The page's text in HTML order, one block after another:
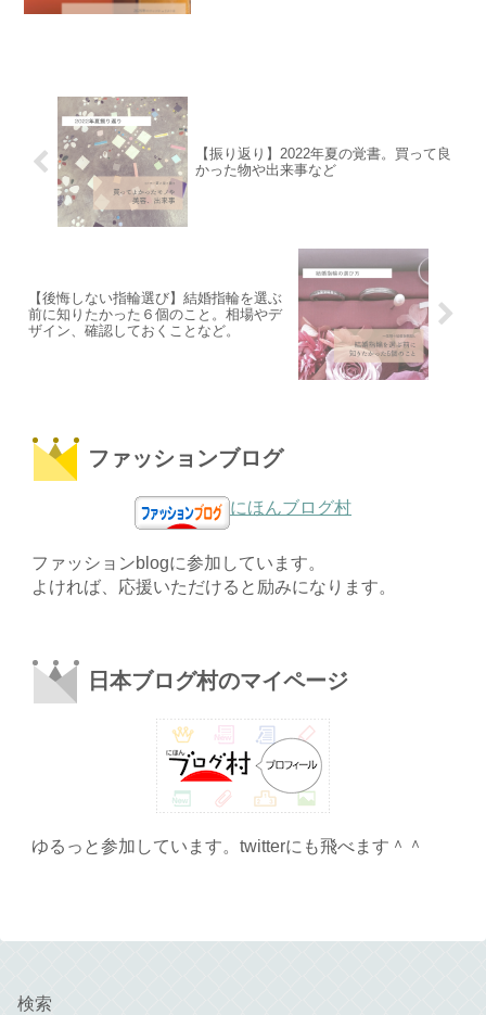
【振り返り】2022年夏の覚書。買って良
かった物や出来事など
【後悔しない指輪選び】結婚指輪を選ぶ
前に知りたかった６個のこと。相場やデ
ザイン、確認しておくことなど。
ファッションブログ
にほんブログ村
ファッションblogに参加しています。
よければ、応援いただけると励みになります。
日本ブログ村のマイページ
ゆるっと参加しています。twitterにも飛べます＾＾
検索